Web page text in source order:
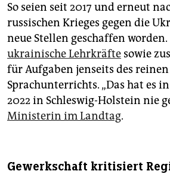
So seien seit 2017 und erneut
russischen Krieges gegen die
neue Stellen geschaffen
ukrainische Lehrkräfte sowie
für Aufgaben jenseits des reinen
Sprachunterrichts. „Das hat es
2022 in Schleswig-Holstein nie
Ministerin im Landtag.
Gewerkschaft kritisiert